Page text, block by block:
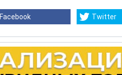
Facebook Twitter